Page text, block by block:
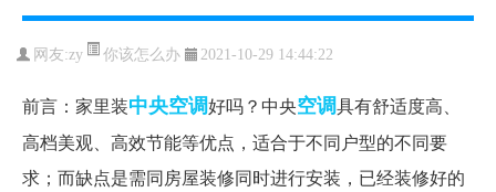
网友:zy 你该怎么办 2021-10-29 14:44:22
前言：家里装中央空调好吗？中央空调具有舒适度高、
高档美观、高效节能等优点，适合于不同户型的不同要
求；而缺点是需同房屋装修同时进行安装，已经装修好的